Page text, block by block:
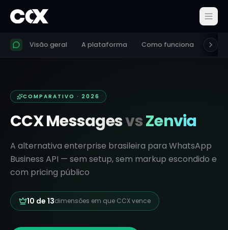
Visão geral A plataforma Como funciona
COMPARATIVO · 2026
CCX MessagesvsZenvia
A alternativa enterprise brasileira para WhatsApp
Business API — sem setup, sem markup escondido e
com pricing público
10 de 13dimensões em que CCX vence